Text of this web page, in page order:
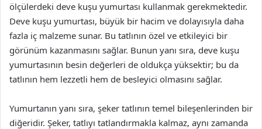
ölçülerdeki deve kuşu yumurtası kullanmak gerekmektedir.
Deve kuşu yumurtası, büyük bir hacim ve dolayısıyla daha
fazla iç malzeme sunar. Bu tatlının özel ve etkileyici bir
görünüm kazanmasını sağlar. Bunun yanı sıra, deve kuşu
yumurtasının besin değerleri de oldukça yüksektir; bu da
tatlının hem lezzetli hem de besleyici olmasını sağlar.
Yumurtanın yanı sıra, şeker tatlının temel bileşenlerinden bir
diğeridir. Şeker, tatlıyı tatlandırmakla kalmaz, aynı zamanda